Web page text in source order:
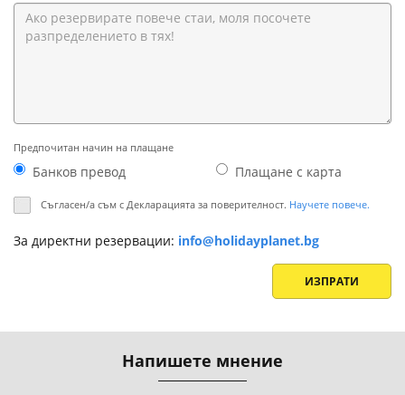
Предпочитан начин на плащане
Банков превод Плащане с картa
Съгласен/а съм с Декларацията за поверителност. Научете повече.
За директни резервации: info@holidayplanet.bg
ИЗПРАТИ
Напишете мнение